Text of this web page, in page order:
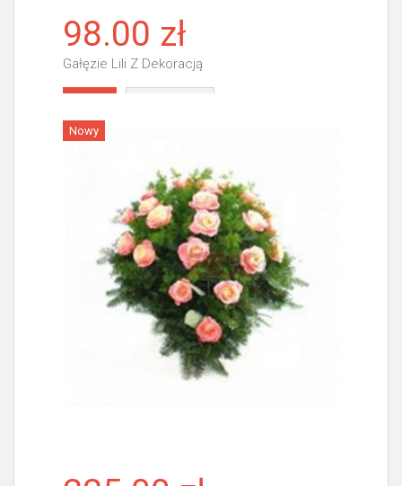
98.00 zł
Gałęzie Lili Z Dekoracją
Nowy